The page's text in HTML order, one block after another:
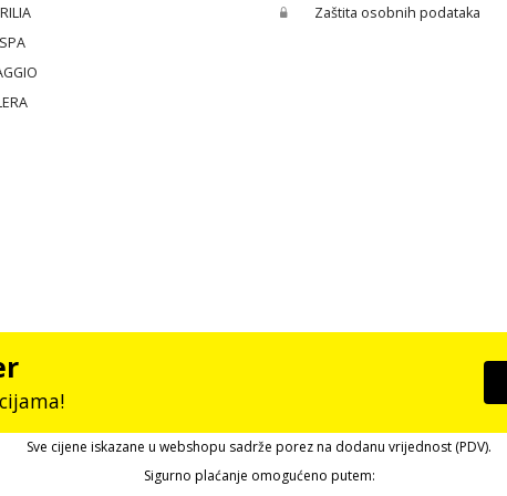
Zaštita osobnih podataka
Sve cijene iskazane u webshopu sadrže porez na dodanu vrijednost (PDV).
Sigurno plaćanje omogućeno putem: